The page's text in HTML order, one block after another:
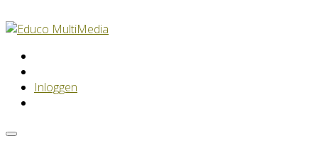
Inloggen